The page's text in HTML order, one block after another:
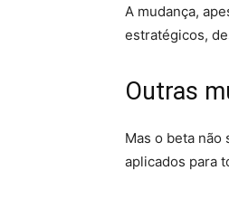
A mudança,
estratégicos,
Outras
Mas o beta não
aplicados para